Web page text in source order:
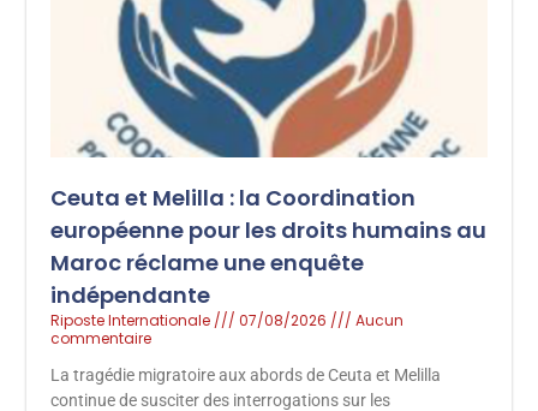
Ceuta et Melilla : la Coordination
européenne pour les droits humains au
Maroc réclame une enquête
indépendante
Riposte Internationale 07/08/2026
Aucun
commentaire
La tragédie migratoire aux abords de Ceuta et Melilla
continue de susciter des interrogations sur les